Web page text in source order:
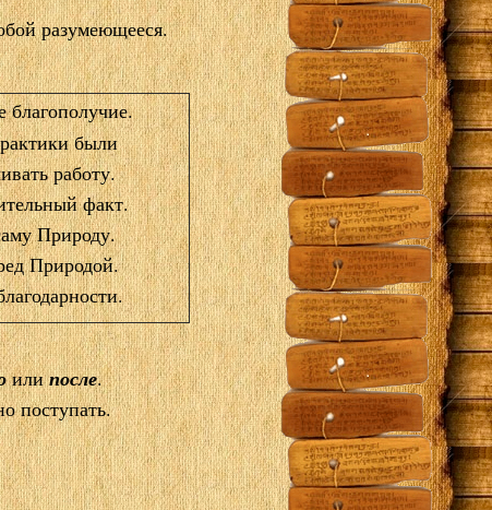
разумеющееся.
благополучие.
были
работу.
факт.
Природу.
Природой.
.
илипосле.
поступать.